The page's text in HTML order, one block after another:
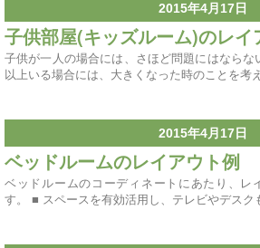
2015年4月17日
子供部屋(キッズルーム)のレイ
子供が一人の場合には、さほど問題にはならな
以上いる場合には、大きくなった時のことを考
2015年4月17日
ベッドルームのレイアウト例
ベッドルームのコーディネートにあたり、レ
す。 ■ スペースを有効活用し、テレビやデス